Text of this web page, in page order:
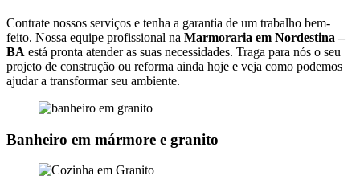
Contrate nossos serviços e tenha a garantia de um trabalho bem-
feito. Nossa equipe profissional na Marmoraria em Nordestina –
BA está pronta atender as suas necessidades. Traga para nós o seu
projeto de construção ou reforma ainda hoje e veja como podemos
ajudar a transformar seu ambiente.
Banheiro em mármore e granito